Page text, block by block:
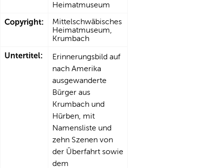
Heimatmuseum
Copyright:
Mittelschwäbisches
Heimatmuseum,
Krumbach
Untertitel:
Erinnerungsbild auf
nach Amerika
ausgewanderte
Bürger aus
Krumbach und
Hürben, mit
Namensliste und
zehn Szenen von
der Überfahrt sowie
dem